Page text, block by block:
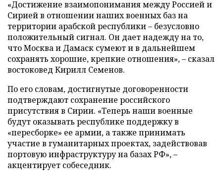
«Достижение взаимопонимания между Россией и
Сирией в отношении наших военных баз на
территории арабской республики – безусловно
положительный сигнал. Он дает надежду на то,
что Москва и Дамаск сумеют и в дальнейшем
сохранять хорошие, крепкие отношения», – сказал
востоковед Кирилл Семенов.
По его словам, достигнутые договоренности
подтверждают сохранение российского
присутствия в Сирии. «Теперь наши военные
будут оказывать республике поддержку в
«пересборке» ее армии, а также принимать
участие в гуманитарных проектах, задействовав
портовую инфраструктуру на базах РФ», –
акцентирует собеседник.